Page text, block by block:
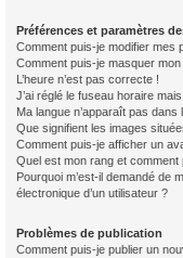
Préférences et paramètres
Comment puis-je modifier mes
Comment puis-je masquer
L’heure n’est pas correcte !
J’ai réglé le fuseau horaire
Ma langue n’apparaît pas dans
Que signifient les images
Comment puis-je afficher un
Quel est mon rang et comment
Pourquoi m’est-il demandé de
électronique d’un utilisateur ?
Problèmes de publication
Comment puis-je publier un